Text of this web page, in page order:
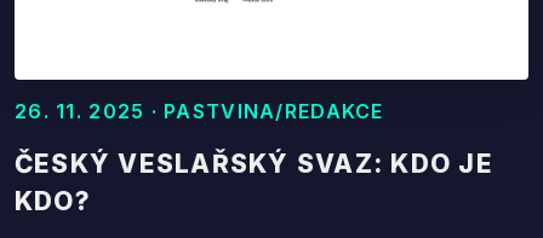
26. 11. 2025 · PASTVINA/REDAKCE
ČESKÝ VESLAŘSKÝ SVAZ: KDO JE
KDO?